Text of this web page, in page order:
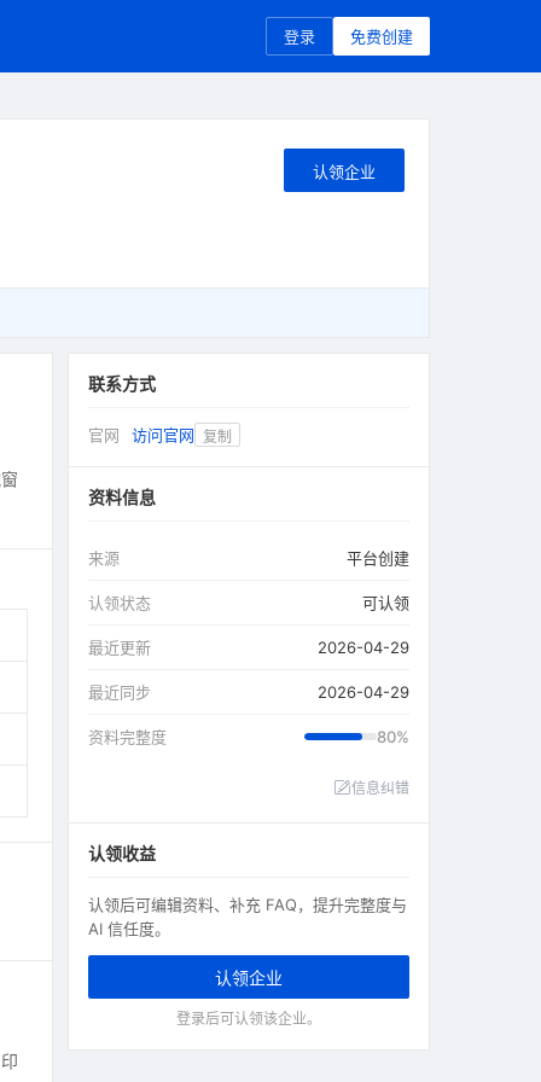
登录 免费创建
认领企业
联系方式
官网 访问官网 复制
资料信息
来源 平台创建
认领状态 可认领
最近更新 2026-04-29
最近同步 2026-04-29
资料完整度 80%
信息纠错
认领收益
认领后可编辑资料、补充 FAQ，提升完整度与
AI 信任度。
认领企业
登录后可认领该企业。